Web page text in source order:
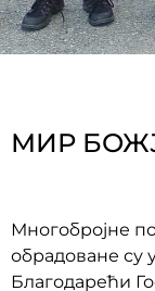
МИР
Многобројне
обрадоване су
Благодарећи